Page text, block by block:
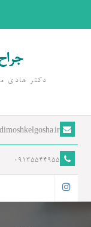
دکتر هادی
09135544955